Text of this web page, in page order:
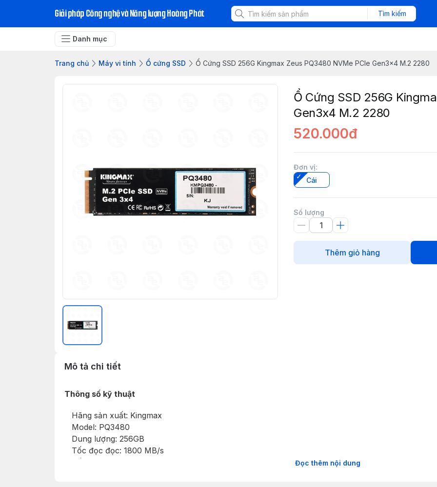
Giải pháp Công nghệ và Năng lượng Hoàng Phát Tìm kiếm
Danh mục
Trang chủ Máy vi tính Ổ cứng SSD Ổ Cứng SSD 256G Kingmax Zeus PQ3480 NVMe PCIe Gen3x4 M.2 2280
Ổ Cứng SSD 256G
Gen3x4 M.2 2280
520.000đ
Đơn vị:
Cái
Số lượng
Thêm giỏ hàng
Mô tả chi tiết
Thông số kỹ thuật
Hãng sản xuất: Kingmax
Model: PQ3480
Dung lượng: 256GB
Tốc đọc đọc: 1800 MB/s
Đọc thêm nội dung